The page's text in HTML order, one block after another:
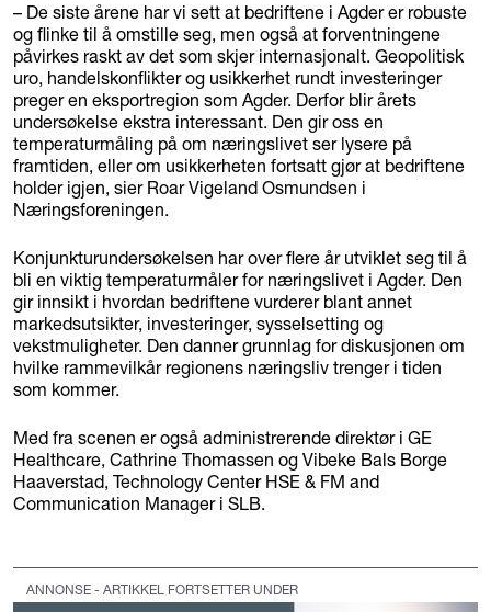
– De siste årene har vi sett at bedriftene i Agder er robuste
og flinke til å omstille seg, men også at forventningene
påvirkes raskt av det som skjer internasjonalt. Geopolitisk
uro, handelskonflikter og usikkerhet rundt investeringer
preger en eksportregion som Agder. Derfor blir årets
undersøkelse ekstra interessant. Den gir oss en
temperaturmåling på om næringslivet ser lysere på
framtiden, eller om usikkerheten fortsatt gjør at bedriftene
holder igjen, sier Roar Vigeland Osmundsen i
Næringsforeningen.
Konjunkturundersøkelsen har over flere år utviklet seg til å
bli en viktig temperaturmåler for næringslivet i Agder. Den
gir innsikt i hvordan bedriftene vurderer blant annet
markedsutsikter, investeringer, sysselsetting og
vekstmuligheter. Den danner grunnlag for diskusjonen om
hvilke rammevilkår regionens næringsliv trenger i tiden
som kommer.
Med fra scenen er også administrerende direktør i GE
Healthcare, Cathrine Thomassen og Vibeke Bals Borge
Haaverstad, Technology Center HSE & FM and
Communication Manager i SLB.
ANNONSE - ARTIKKEL FORTSETTER UNDER